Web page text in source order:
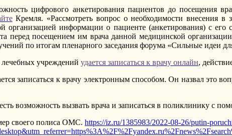
цифрового анкетирования пациентов до посещения
Кремля. «Рассмотреть вопрос о необходимости внесения в
организацией информации о пациенте (анкетирования) с
перед посещением им врача данной медицинской
по итогам пленарного заседания форума «Сильные идеи
учреждений удается записаться к врачу онлайн,
записаться к врачу электронным способом. Он назвал это
возможность вызвать врача и записаться в поликлинику с
своего полиса ОМС. https://iz.ru/1385983/2022-08-26/putin-